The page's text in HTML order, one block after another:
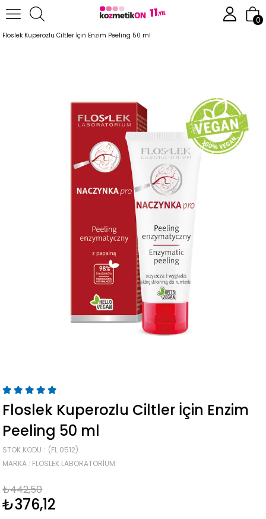
0
Anasayfa Cilt Bakım Ürünleri Kuperozlu (Kılcal Damar) Bakım Serisi
Floslek Kuperozlu Ciltler İçin Enzim Peeling 50 ml
Floslek Kuperozlu Ciltler İçin Enzim
Peeling 50 ml
STOK KODU
(FL 0512)
MARKA : FLOSLEK LABORATORIUM
₺442,50
₺376,12